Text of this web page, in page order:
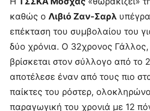
καθώς ο Λιβιό Ζαν-Σαρλ
επέκταση του συμβολαίου του
δύο χρόνια. Ο 32χρονος Γάλλος,
βρίσκεται στον σύλλογο από το
αποτέλεσε έναν από τους πιο
παίκτες του ρόστερ,
παραγωγική του χρονιά με 12